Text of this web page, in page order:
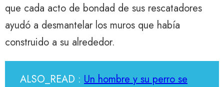
que cada acto de bondad de sus rescatadores
ayudó a desmantelar los muros que había
construido a su alrededor.
ALSO_READ : Un hombre y su perro se